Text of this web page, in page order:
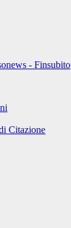
- Finsubito
Citazione